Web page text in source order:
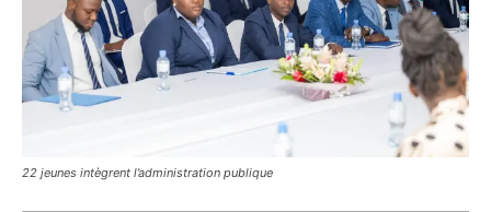
22 jeunes intègrent l’administration publique